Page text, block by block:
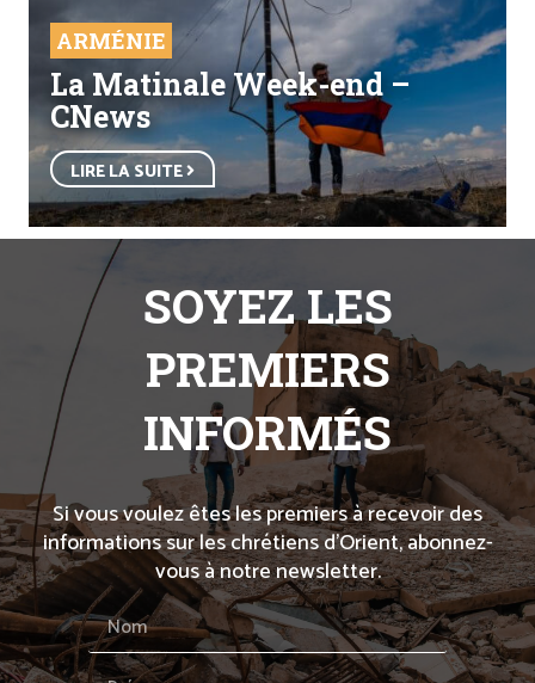
ARMÉNIE
La Matinale Week-end –
CNews
LIRE LA SUITE
SOYEZ LES
PREMIERS
INFORMÉS
Si vous voulez êtes les premiers à recevoir des
informations sur les chrétiens d’Orient, abonnez-
vous à notre newsletter.